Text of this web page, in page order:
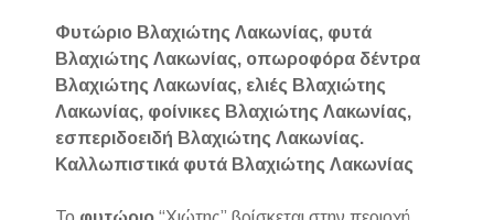
Φυτώριο Βλαχιώτης Λακωνίας, φυτά
Βλαχιώτης Λακωνίας, οπωροφόρα δέντρα
Βλαχιώτης Λακωνίας, ελιές Βλαχιώτης
Λακωνίας, φοίνικες Βλαχιώτης Λακωνίας,
εσπεριδοειδή Βλαχιώτης Λακωνίας.
Καλλωπιστικά φυτά Βλαχιώτης Λακωνίας